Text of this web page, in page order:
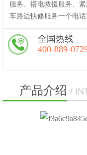
服务、搭电救援服务、
车路边快修服务一个电
全国热线
400-889-
产品介绍 /